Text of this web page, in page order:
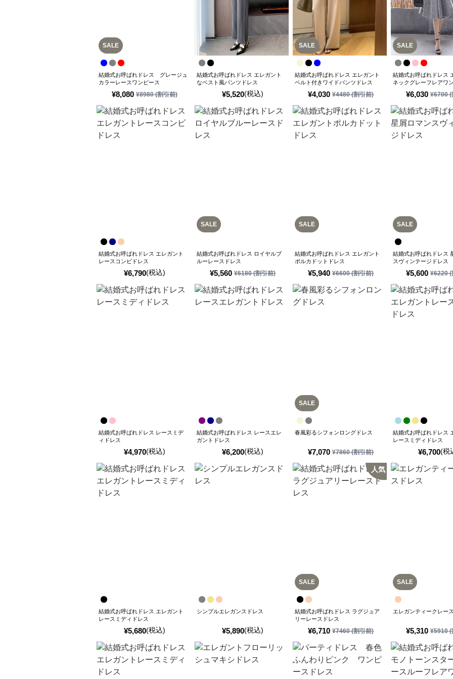
SALE
¥8,080 ¥8980(割引前)
結婚式お呼ばれドレス グレージュ
カラーレースワンピース
¥5,520(税込)
結婚式お呼ばれドレス エレガント
なベスト風パンツドレス
SALE
¥4,030 ¥4480(割引前)
結婚式お呼ばれドレス エレガント
ベルト付きワイドパンツドレス
SALE
¥6,030 ¥6700(
結婚式お呼ばれドレス
ネックグレーフレアワ
¥6,790(税込)
結婚式お呼ばれドレス エレガント
レースコンビドレス
SALE
¥5,560 ¥6180(割引前)
結婚式お呼ばれドレス ロイヤルブ
ルーレースドレス
SALE
¥5,940 ¥6600(割引前)
結婚式お呼ばれドレス エレガント
ポルカドットドレス
SALE
¥5,600 ¥6220(
結婚式お呼ばれドレス
スヴィンテージドレス
¥4,970(税込)
結婚式お呼ばれドレス レースミデ
ィドレス
¥6,200(税込)
結婚式お呼ばれドレス レースエレ
ガントドレス
SALE
¥7,070 ¥7860(割引前)
春風彩るシフォンロングドレス
¥6,700(税
結婚式お呼ばれドレス
レースミディドレス
¥5,680(税込)
結婚式お呼ばれドレス エレガント
レースミディドレス
¥5,890(税込)
シンプルエレガンスドレス
SALE
人気
¥6,710 ¥7460(割引前)
結婚式お呼ばれドレス ラグジュア
リーレースドレス
SALE
¥5,310 ¥5910(
エレガンティークレー